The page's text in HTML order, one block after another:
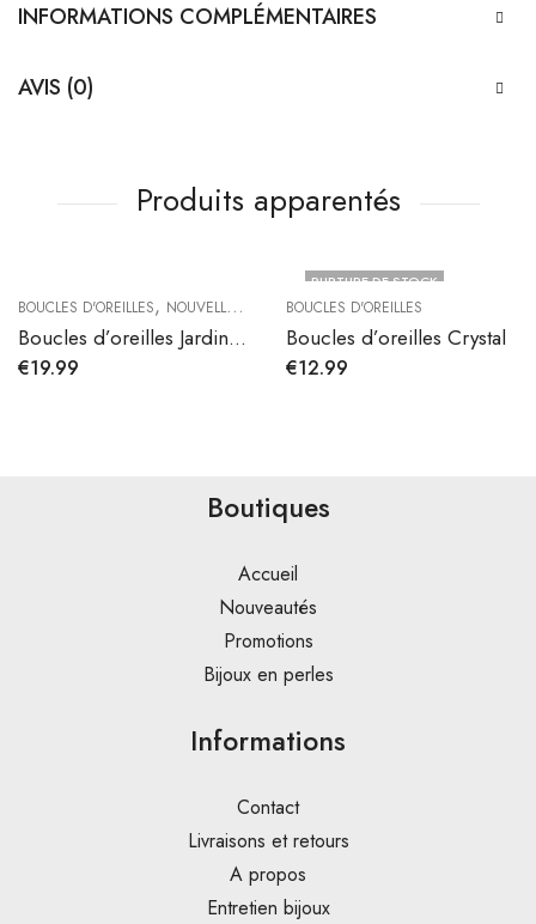
INFORMATIONS COMPLÉMENTAIRES
AVIS (0)
Produits apparentés
BOUCLES D'OREILLES, NOUVELLE COLLECTION
Boucles d’oreilles Jardin de Lune
€19.99
RUPTURE DE STOCK
BOUCLES D'OREILLES
Boucles d’oreilles Crystal
€12.99
Boutiques
Accueil
Nouveautés
Promotions
Bijoux en perles
Informations
Contact
Livraisons et retours
A propos
Entretien bijoux